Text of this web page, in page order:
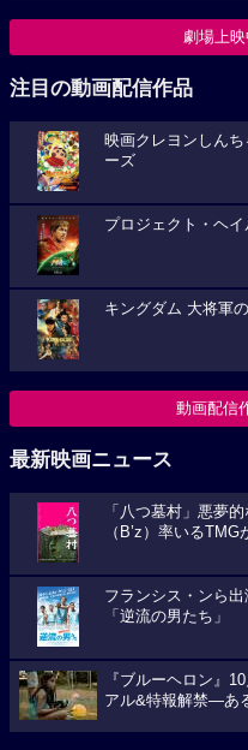
劇場上
注目の動画配信作品
映画クレヨンしん
ーズ
プロジェクト・ヘ
キングダム 大将軍
動画配信
最新映画ニュース
「八つ墓村」悪夢
（B’z）率いるTMG
フランシス・ンら
「逆流の男たち」
『ブルーヘロン』
アル&特報解禁―あ